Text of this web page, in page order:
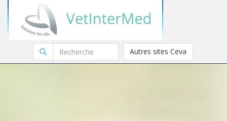
Autres sites Ceva